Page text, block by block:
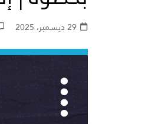
29 ديسمبر، 2025